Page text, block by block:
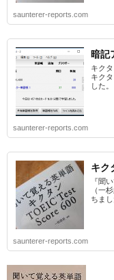
saunterer-reports.com
暗記
キク
キク
した。
saunterer-reports.com
キク
『聞
（一
ちまし
saunterer-reports.com